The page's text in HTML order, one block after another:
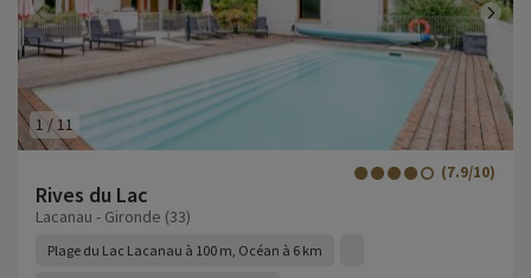
1 / 11
Rives du Lac
(7.9/10)
Lacanau - Gironde (33)
Plage du Lac Lacanau à 100 m, Océan à 6 km